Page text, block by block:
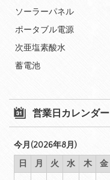
ソーラーパネル
ポータブル電源
次亜塩素酸水
蓄電池
営業日カレンダー
今月(2026年8月)
日
月 火 水 木 金